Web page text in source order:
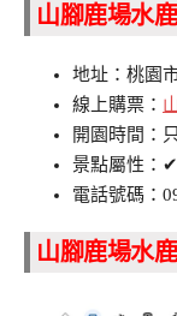
山腳鹿場水
地址：桃園
線上購票：
開園時間：
景點屬性：
電話號碼：
山腳鹿場水